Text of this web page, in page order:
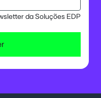
da Soluções EDP